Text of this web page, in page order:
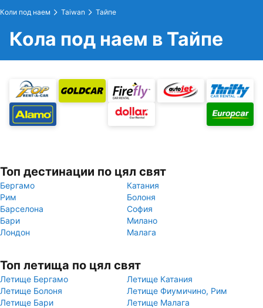
Коли под наем Taiwan Тайпе
Кола под наем в Тайпе
Топ дестинации по цял свят
Бергамо
Катания
Рим
Болоня
Барселона
София
Бари
Милано
Лондон
Малага
Топ летища по цял свят
Летище Бергамо
Летище Катания
Летище Болоня
Летище Фиумичино, Рим
Летище Бари
Летище Малага